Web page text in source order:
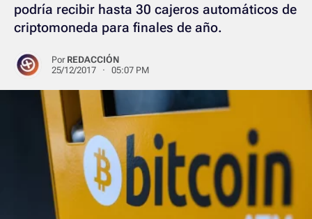
podría recibir hasta 30 cajeros automáticos de
criptomoneda para finales de año.
Por REDACCIÓN
25/12/2017 · 05:07 PM